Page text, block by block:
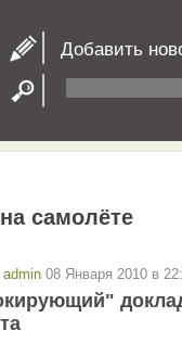
Добавить
самолёте
admin 08 Января 2010 в